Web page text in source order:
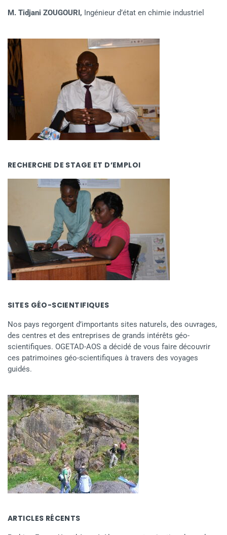
M. Tidjani ZOUGOURI, Ingénieur d’état en chimie industriel
RECHERCHE DE STAGE ET D’EMPLOI
SITES GÉO-SCIENTIFIQUES
Nos pays regorgent d’importants sites naturels, des ouvrages,
des centres et des entreprises de grands intérêts géo-
scientifiques. OGETAD-AOS a décidé de vous faire découvrir
ces patrimoines géo-scientifiques à travers des voyages
guidés.
ARTICLES RÉCENTS